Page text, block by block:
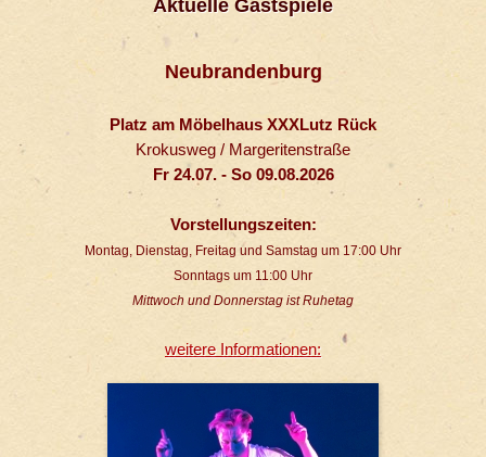
Aktuelle Gastspiele
Neubrandenburg
Platz am Möbelhaus XXXLutz Rück
Krokusweg / Margeritenstraße
Fr 24.07. - So 09.08.2026
Vorstellungszeiten:
Montag, Dienstag, Freitag und Samstag um 17:00 Uhr
Sonntags um 11:00 Uhr
Mittwoch und Donnerstag ist Ruhetag
weitere Informationen: